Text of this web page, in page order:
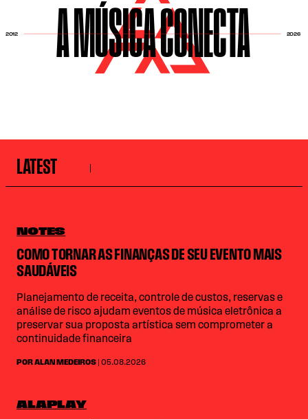
A MÚSICA CONECTA
2012 2026
LATEST
NOTES
COMO TORNAR AS FINANÇAS DE SEU EVENTO MAIS
SAUDÁVEIS
Planejamento de receita, controle de custos, reservas e
análise de risco ajudam eventos de música eletrônica a
preservar sua proposta artística sem comprometer a
continuidade financeira
POR ALAN MEDEIROS | 05.08.2026
ALAPLAY